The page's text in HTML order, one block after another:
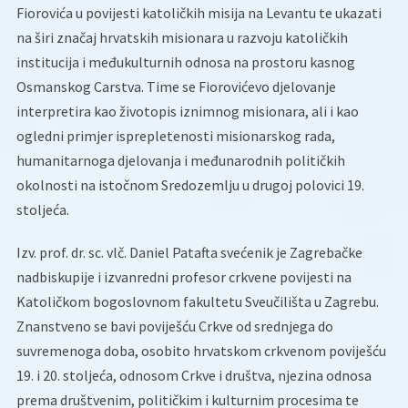
Fiorovića u povijesti katoličkih misija na Levantu te ukazati
na širi značaj hrvatskih misionara u razvoju katoličkih
institucija i međukulturnih odnosa na prostoru kasnog
Osmanskog Carstva. Time se Fiorovićevo djelovanje
interpretira kao životopis iznimnog misionara, ali i kao
ogledni primjer isprepletenosti misionarskog rada,
humanitarnoga djelovanja i međunarodnih političkih
okolnosti na istočnom Sredozemlju u drugoj polovici 19.
stoljeća.
Izv. prof. dr. sc. vlč. Daniel Patafta svećenik je Zagrebačke
nadbiskupije i izvanredni profesor crkvene povijesti na
Katoličkom bogoslovnom fakultetu Sveučilišta u Zagrebu.
Znanstveno se bavi poviješću Crkve od srednjega do
suvremenoga doba, osobito hrvatskom crkvenom poviješću
19. i 20. stoljeća, odnosom Crkve i društva, njezina odnosa
prema društvenim, političkim i kulturnim procesima te